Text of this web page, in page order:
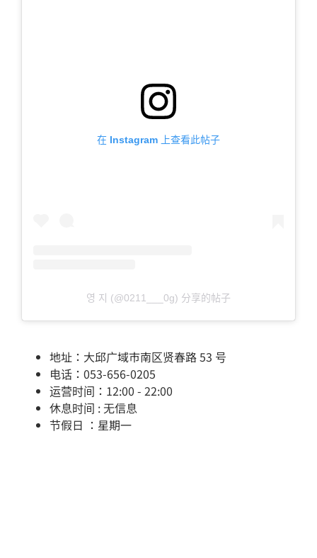
在 Instagram 上查看此帖子
영 지 (@0211___0g) 分享的帖子
地址：大邱广域市南区贤春路 53 号
电话：053-656-0205
运营时间：12:00 - 22:00
休息时间 : 无信息
节假日 ：星期一